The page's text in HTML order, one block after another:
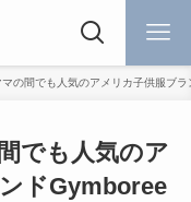
の間でも人気のアメリカ子供服ブ
でも人気のア
ドGymboree